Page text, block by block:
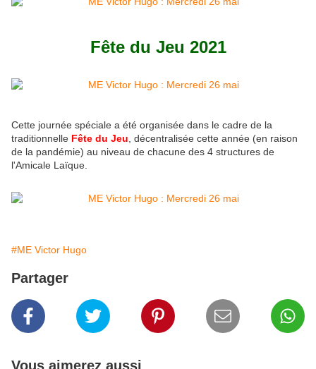
Fête du Jeu 2021
Cette journée spéciale a été organisée dans le cadre de la
traditionnelle Fête du Jeu , décentralisée cette année (en raison
de la pandémie) au niveau de chacune des 4 structures de
l'Amicale Laïque.
#ME Victor Hugo
Partager
Vous aimerez aussi